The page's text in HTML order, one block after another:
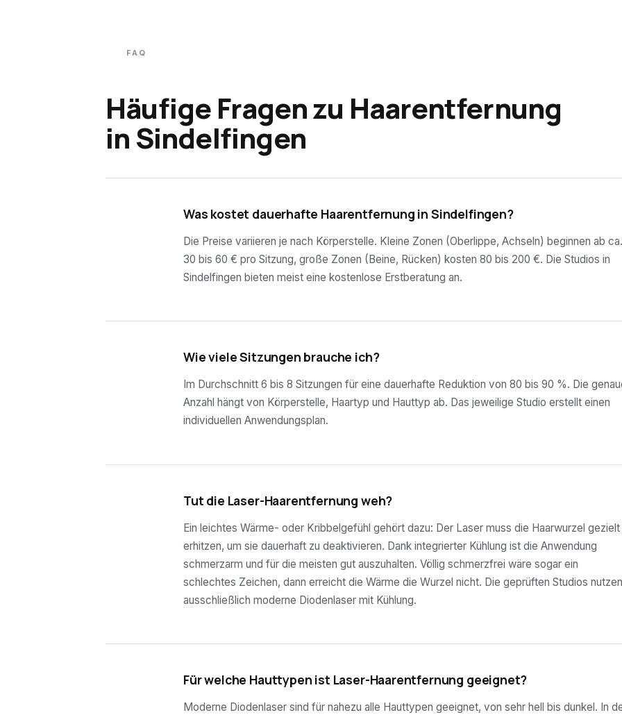
FAQ
Häufige Fragen zu Haarentfernung
in Sindelfingen
Was kostet dauerhafte Haarentfernung in Sindelfingen?
Die Preise variieren je nach Körperstelle. Kleine Zonen (Oberlippe, Achseln) beginnen ab ca.
30 bis 60 € pro Sitzung, große Zonen (Beine, Rücken) kosten 80 bis 200 €. Die Studios in
Sindelfingen bieten meist eine kostenlose Erstberatung an.
Wie viele Sitzungen brauche ich?
Im Durchschnitt 6 bis 8 Sitzungen für eine dauerhafte Reduktion von 80 bis 90 %. Die
Anzahl hängt von Körperstelle, Haartyp und Hauttyp ab. Das jeweilige Studio erstellt einen
individuellen Anwendungsplan.
Tut die Laser-Haarentfernung weh?
Ein leichtes Wärme- oder Kribbelgefühl gehört dazu: Der Laser muss die Haarwurzel gezielt
erhitzen, um sie dauerhaft zu deaktivieren. Dank integrierter Kühlung ist die Anwendung
schmerzarm und für die meisten gut auszuhalten. Völlig schmerzfrei wäre sogar ein
schlechtes Zeichen, dann erreicht die Wärme die Wurzel nicht. Die geprüften Studios nutzen
ausschließlich moderne Diodenlaser mit Kühlung.
Für welche Hauttypen ist Laser-Haarentfernung geeignet?
Moderne Diodenlaser sind für nahezu alle Hauttypen geeignet, von sehr hell bis dunkel. In